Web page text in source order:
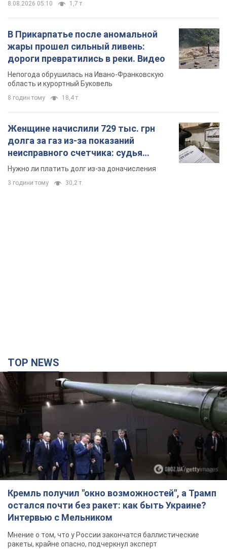
8.08.2026 05:10 1,7 т.
В Прикарпатье после аномальной
жары прошел сильный ливень:
дороги превратились в реки. Видео
Непогода обрушилась на Ивано-Франковскую
область и курортный Буковель
8 годин тому 18,4 т.
Женщине начислили 729 тыс. грн
долга за газ из-за показаний
неисправного счетчика: судья
вынес неожиданное решение
Нужно ли платить долг из-за доначисления
3 години тому 30,2 т.
TOP NEWS
Кремль получил "окно возможностей", а Трамп
остался почти без ракет: как быть Украине?
Интервью с Мельником
Мнение о том, что у России закончатся баллистические
ракеты, крайне опасно, подчеркнул эксперт